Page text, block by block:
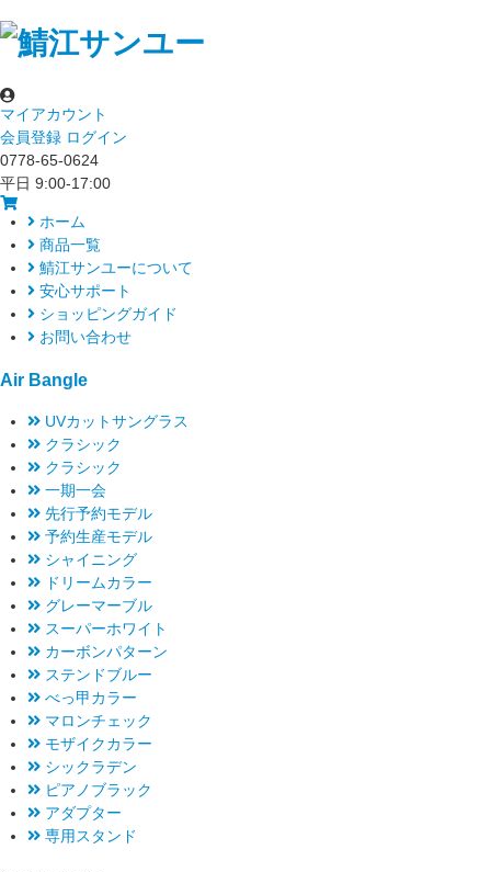
マイアカウント
会員登録 ログイン
0778-65-0624
平日 9:00-17:00
ホーム
商品一覧
鯖江サンユーについて
安心サポート
ショッピングガイド
お問い合わせ
Air Bangle
UVカットサングラス
クラシック
クラシック
一期一会
先行予約モデル
予約生産モデル
シャイニング
ドリームカラー
グレーマーブル
スーパーホワイト
カーボンパターン
ステンドブルー
べっ甲カラー
マロンチェック
モザイクカラー
シックラデン
ピアノブラック
アダプター
専用スタンド